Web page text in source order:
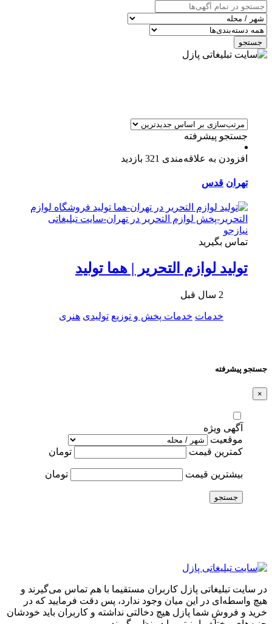
جستجو
جستجو پیشرفته
افزودن به علاقه‌مندی 321 بازدید
تهران قدس
تماس بگیرید
تولید لوازم التحریر | هما تولید
2 سال قبل
خدمات خدمات پخش و توزیع تولیدی هنری
جستجو پیشرفته
×
آگهی ویژه
موقعیت
کمترین قیمت
تومان
بیشترین قیمت تومان
جستجو
در سایت تبلیغاتی پازل کاربران مستقیما با هم تماس می‌گیرند و
هیچ واسطه‌ای در این میان وجود ندارد، پس دقت فرمایید که در
خرید و فروشِ شما پازل هیچ دخالتی نداشته و کاربران باید خودشان